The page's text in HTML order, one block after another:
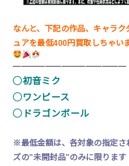
なんと、下記の作品、キャラ
ュアを最低400円買取しちゃい
——————————————
◯初音ミク
◯ワンピース
◯ドラゴンボール
※最低金額は、各対象の指定さ
ズの”未開封品”のみに限ります